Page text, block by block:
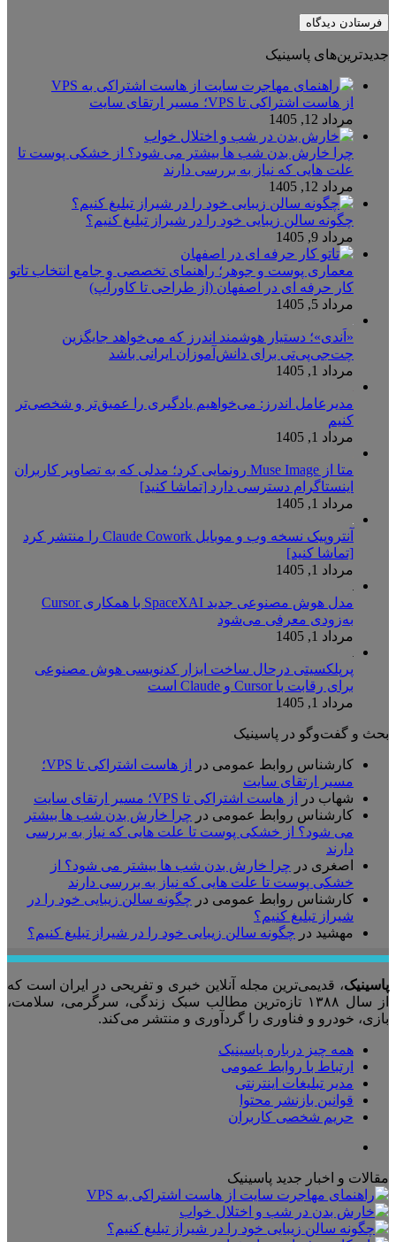
جدیدترین‌های پاسینیک
از هاست اشتراکی تا VPS؛ مسیر ارتقای سایت
مرداد 12, 1405
چرا خارش بدن شب ها بیشتر می شود؟ از خشکی پوست تا
علت هایی که نیاز به بررسی دارند
مرداد 12, 1405
چگونه سالن زیبایی خود را در شیراز تبلیغ کنیم؟
مرداد 9, 1405
معماری پوست و جوهر؛ راهنمای تخصصی و جامع انتخاب تاتو
کار حرفه ای در اصفهان (از طراحی تا کاورآپ)
مرداد 5, 1405
«اَندی»؛ دستیار هوشمند اندرز که می‌خواهد جایگزین
چت‌جی‌پی‌تی برای دانش‌آموزان ایرانی باشد
مرداد 1, 1405
مدیرعامل اندرز: می‌خواهیم یادگیری را عمیق‌تر و شخصی‌تر
کنیم
مرداد 1, 1405
متا از Muse Image رونمایی کرد؛ مدلی که به تصاویر کاربران
اینستاگرام دسترسی دارد [تماشا کنید]
مرداد 1, 1405
آنتروپیک نسخه وب و موبایل Claude Cowork را منتشر کرد
[تماشا کنید]
مرداد 1, 1405
مدل هوش مصنوعی جدید SpaceXAI با همکاری Cursor
به‌زودی معرفی می‌شود
مرداد 1, 1405
پرپلکسیتی درحال ساخت ابزار کدنویسی هوش مصنوعی
برای رقابت با Cursor و Claude است
مرداد 1, 1405
بحث و گفت‌وگو در پاسینیک
کارشناس روابط عمومی در
از هاست اشتراکی تا VPS؛
مسیر ارتقای سایت
شهاب در
از هاست اشتراکی تا VPS؛ مسیر ارتقای سایت
کارشناس روابط عمومی در چرا خارش بدن شب ها بیشتر
می شود؟ از خشکی پوست تا علت هایی که نیاز به بررسی
دارند
اصغری در چرا خارش بدن شب ها بیشتر می شود؟ از
خشکی پوست تا علت هایی که نیاز به بررسی دارند
کارشناس روابط عمومی در چگونه سالن زیبایی خود را در
شیراز تبلیغ کنیم؟
مهشید در چگونه سالن زیبایی خود را در شیراز تبلیغ کنیم؟
پاسینیک، قدیمی‌ترین مجله آنلاین خبری و تفریحی در ایران است که
از سال ۱۳۸۸ تازه‌ترین مطالب سبک زندگی، سرگرمی، سلامت،
بازی، خودرو و فناوری را گردآوری و منتشر می‌کند.
همه چیز درباره پاسینیک
ارتباط با روابط عمومی
مدیر تبلیغات اینترنتی
قوانین بازنشر محتوا
حریم شخصی کاربران
مقالات و اخبار جدید پاسینیک